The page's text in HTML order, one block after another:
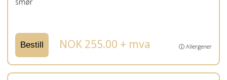
Bestill NOK 255.00 + mva ⓘ Allergener